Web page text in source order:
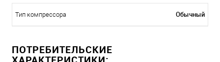
Тип компрессора Обычный
ПОТРЕБИТЕЛЬСКИЕ